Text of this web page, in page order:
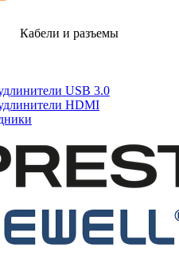
Кабели и разъемы
USB 3.0
HDMI